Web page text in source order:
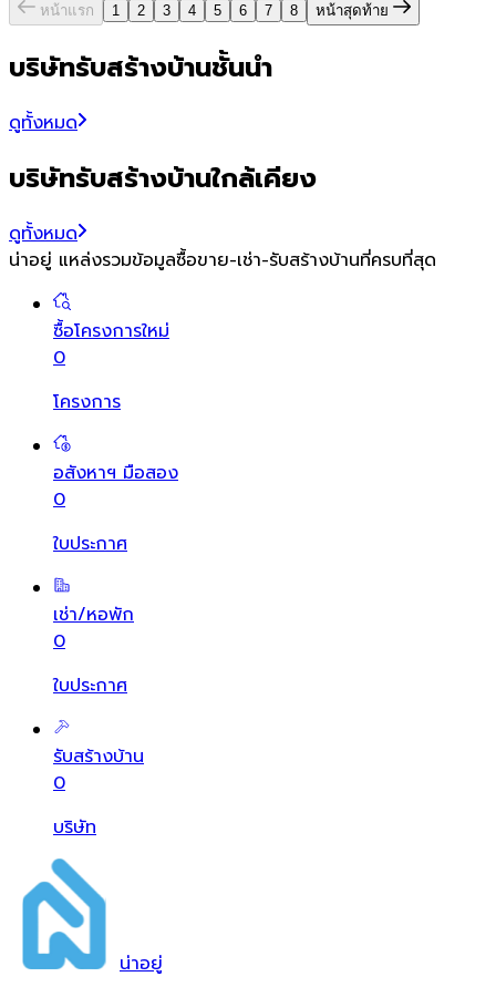
หน้าแรก 1 2 3 4 5 6 7 8 หน้าสุดท้าย
บริษัทรับสร้างบ้านชั้นนำ
ดูทั้งหมด
บริษัทรับสร้างบ้านใกล้เคียง
ดูทั้งหมด
น่าอยู่ แหล่งรวมข้อมูลซื้อขาย-เช่า-รับสร้างบ้านที่ครบที่สุด
ซื้อโครงการใหม่
0
โครงการ
อสังหาฯ มือสอง
0
ใบประกาศ
เช่า/หอพัก
0
ใบประกาศ
รับสร้างบ้าน
0
บริษัท
น่าอยู่